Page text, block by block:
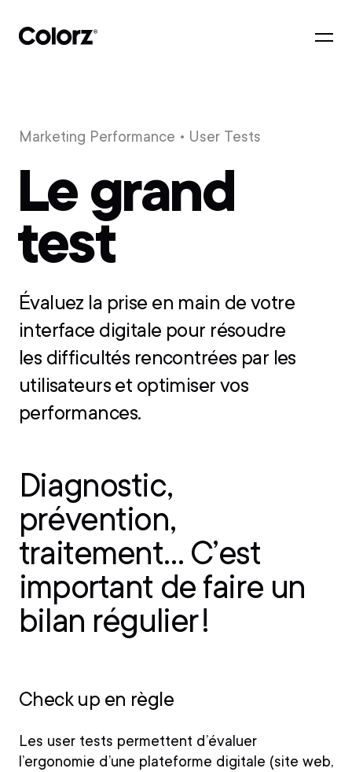
Marketing Performance • User Tests
Le grand
test
Évaluez la prise en main de votre
interface digitale pour résoudre
les difficultés rencontrées par les
utilisateurs et optimiser vos
performances.
Diagnostic,
prévention,
traitement… C’est
important de faire un
bilan régulier !
Check up en règle
Les user tests permettent d’évaluer
l’ergonomie d’une plateforme digitale (site web,